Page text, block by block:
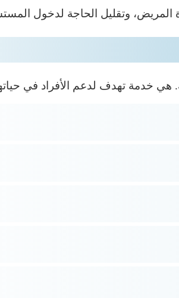
وتقليل الحاجة لدخول
هي خدمة تهدف لدعم الأفراد في